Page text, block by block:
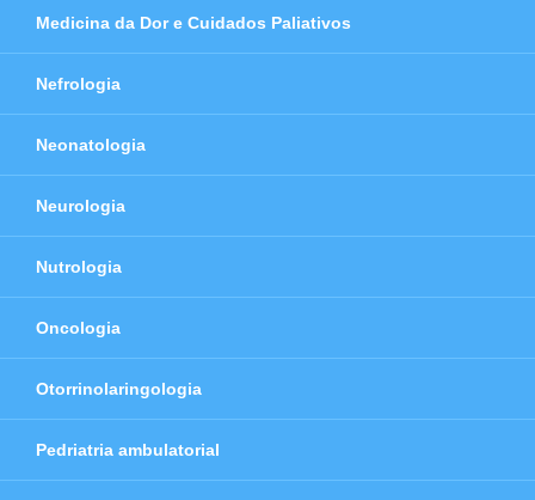
Medicina da Dor e Cuidados Paliativos
Nefrologia
Neonatologia
Neurologia
Nutrologia
Oncologia
Otorrinolaringologia
Pedriatria ambulatorial